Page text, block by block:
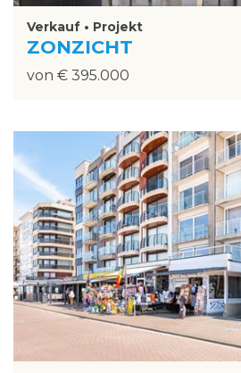
Verkauf • Projekt
ZONZICHT
von € 395.000